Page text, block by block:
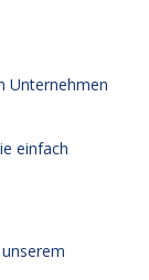
Unternehmen
einfach